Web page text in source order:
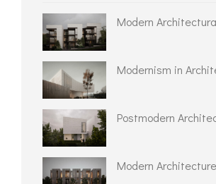
Modern
Modernism in
Postmodern
Modern